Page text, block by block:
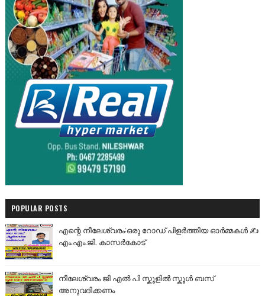
POPULAR POSTS
എന്റെ നീലേശ്വരം:ഒരു റോഡ് പിളർത്തിയ ഓർമ്മകൾ ✍️
എം.എം.ജി. കാസർകോട്
നീലേശ്വരം ജി എൽ പി സ്കൂളിൽ സ്കൂൾ ബസ്
അനുവദിക്കണം